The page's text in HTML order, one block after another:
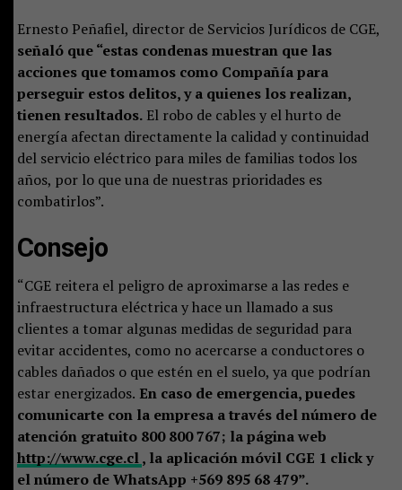
Ernesto Peñafiel, director de Servicios Jurídicos de CGE,
señaló que “estas condenas muestran que las
acciones que tomamos como Compañía para
perseguir estos delitos, y a quienes los realizan,
tienen resultados.El robo de cables y el hurto de
energía afectan directamente la calidad y continuidad
del servicio eléctrico para miles de familias todos los
años, por lo que una de nuestras prioridades es
combatirlos”.
Consejo
“CGE reitera el peligro de aproximarse a las redes e
infraestructura eléctrica y hace un llamado a sus
clientes a tomar algunas medidas de seguridad para
evitar accidentes, como no acercarse a conductores o
cables dañados o que estén en el suelo, ya que podrían
estar energizados. En caso de emergencia, puedes
comunicarte con la empresa a través del número de
atención gratuito 800 800 767; la página web
http://www.cge.cl, la aplicación móvil CGE 1 click y
el número de WhatsApp +569 895 68 479”.